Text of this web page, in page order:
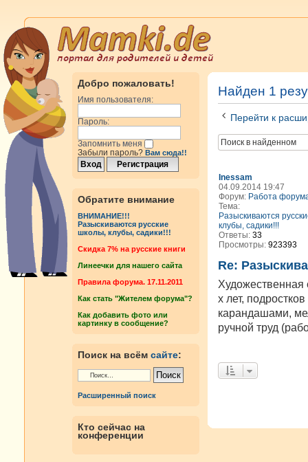
Добро пожаловать!
Имя пользователя:
Пароль:
Запомнить меня
Забыли пароль? Вам сюда!!
Обратите внимание
ВНИМАНИЕ!!!
Разыскиваются русские
школы, клубы, садики!!!
Cкидка 7% на русские книги
Линеечки для нашего сайта
Правила форума. 17.11.2011
Как стать "Жителем форума"?
Как добавить фото или
картинку в сообщение?
Поиск на всём сайте:
Расширенный поиск
Кто сейчас на
конференции
Найден 1
Перейти к
Inessam
04.09.2014 19:47
Форум: Работа
Тема:
Разыскиваются
клубы, садики!!!
Ответы: 33
Просмотры: 923393
Re:
Художественная
х лет,
карандашами,
ручной труд